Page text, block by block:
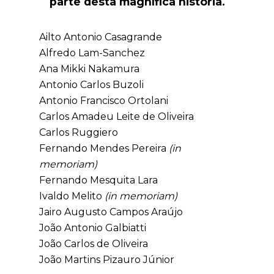
Ailto Antonio Casagrande
Alfredo Lam-Sanchez
Ana Mikki Nakamura
Antonio Carlos Buzoli
Antonio Francisco Ortolani
Carlos Amadeu Leite de Oliveira
Carlos Ruggiero
Fernando Mendes Pereira (in
memoriam)
Fernando Mesquita Lara
Ivaldo Melito (in memoriam)
Jairo Augusto Campos Araújo
João Antonio Galbiatti
João Carlos de Oliveira
João Martins Pizauro Júnior